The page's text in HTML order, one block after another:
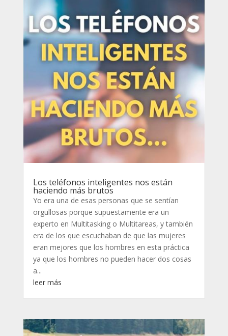
Los teléfonos inteligentes nos están
haciendo más brutos
Yo era una de esas personas que se sentían
orgullosas porque supuestamente era un
experto en Multitasking o Multitareas, y también
era de los que escuchaban de que las mujeres
eran mejores que los hombres en esta práctica
ya que los hombres no pueden hacer dos cosas
a...
leer más